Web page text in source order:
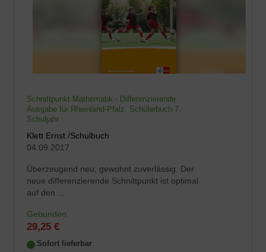
Schnittpunkt Mathematik - Differenzierende
Ausgabe für Rheinland-Pfalz. Schülerbuch 7.
Schuljahr
Klett Ernst /Schulbuch
04.09.2017
Überzeugend neu, gewohnt zuverlässig. Der
neue differenzierende Schnittpunkt ist optimal
auf den ...
Gebunden
29,25 €
Sofort lieferbar